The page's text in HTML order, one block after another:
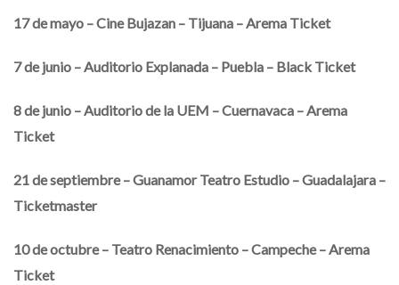
17 de mayo – Cine Bujazan – Tijuana – Arema Ticket
7 de junio – Auditorio Explanada – Puebla – Black Ticket
8 de junio – Auditorio de la UEM – Cuernavaca – Arema
Ticket
21 de septiembre – Guanamor Teatro Estudio – Guadalajara –
Ticketmaster
10 de octubre – Teatro Renacimiento – Campeche – Arema
Ticket